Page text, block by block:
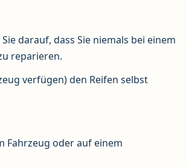
darauf, dass Sie niemals bei einem
reparieren.
verfügen) den Reifen selbst
Fahrzeug oder auf einem